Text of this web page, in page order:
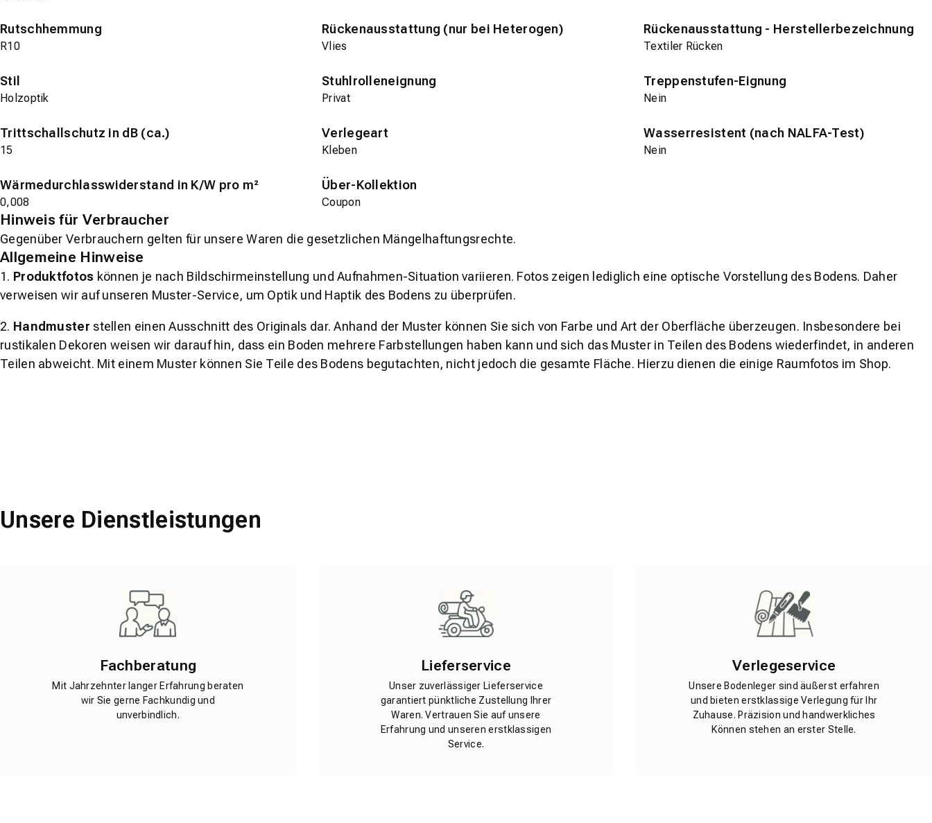
Rutschhemmung
R10
Rückenausstattung (nur bei Heterogen)
Vlies
Rückenausstattung - Herstellerbezeichnung
Textiler Rücken
Stil
Holzoptik
Stuhlrolleneignung
Privat
Treppenstufen-Eignung
Nein
Trittschallschutz in dB (ca.)
15
Verlegeart
Kleben
Wasserresistent (nach NALFA-Test)
Nein
Wärmedurchlasswiderstand in K/W pro m²
0,008
Über-Kollektion
Coupon
Hinweis für Verbraucher
Gegenüber Verbrauchern gelten für unsere Waren die gesetzlichen Mängelhaftungsrechte.
Allgemeine Hinweise
1. Produktfotos können je nach Bildschirmeinstellung und Aufnahmen-Situation variieren. Fotos zeigen lediglich eine optische Vorstellung des Bodens. Daher
verweisen wir auf unseren Muster-Service, um Optik und Haptik des Bodens zu überprüfen.
2. Handmuster stellen einen Ausschnitt des Originals dar. Anhand der Muster können Sie sich von Farbe und Art der Oberfläche überzeugen. Insbesondere bei
rustikalen Dekoren weisen wir darauf hin, dass ein Boden mehrere Farbstellungen haben kann und sich das Muster in Teilen des Bodens wiederfindet, in anderen
Teilen abweicht. Mit einem Muster können Sie Teile des Bodens begutachten, nicht jedoch die gesamte Fläche. Hierzu dienen die einige Raumfotos im Shop.
Unsere Dienstleistungen
Fachberatung
Mit Jahrzehnter langer Erfahrung beraten
wir Sie gerne Fachkundig und
unverbindlich.
Lieferservice
Unser zuverlässiger Lieferservice
garantiert pünktliche Zustellung Ihrer
Waren. Vertrauen Sie auf unsere
Erfahrung und unseren erstklassigen
Service.
Verlegeservice
Unsere Bodenleger sind äußerst erfahren
und bieten erstklassige Verlegung für Ihr
Zuhause. Präzision und handwerkliches
Können stehen an erster Stelle.